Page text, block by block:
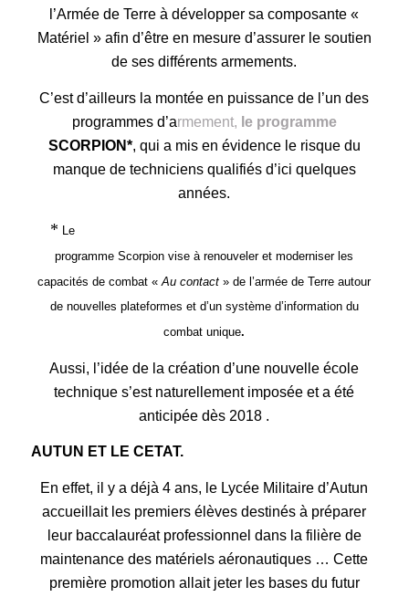
l’Armée de Terreà développer sa composante «
Matériel » afin d’être en mesure d’assurer le soutien
de ses différents armements.
C’est d’ailleurs la montée en puissance de l’un des
programmes d’armement, le programme
SCORPION*, qui a mis en évidencele risque du
manque de techniciens qualifiés d’ici quelques
années.
* Le
programme Scorpion vise à renouveler et moderniser les
capacités de combat «Au contact » de l’armée de Terre autour
de nouvelles plateformes et d’un système d’information du
combat unique.
Aussi, l’idée de la création d’une nouvelle école
technique s’est naturellement imposée et a été
anticipée dès 2018 .
AUTUN ET LE CETAT.
En effet, il y a déjà 4 ans, le Lycée Militaire d’Autun
accueillait les premiers élèves destinés à préparer
leur baccalauréat professionnel dans la filière de
maintenance des matériels aéronautiques … Cette
première promotion allait jeter les bases du futur